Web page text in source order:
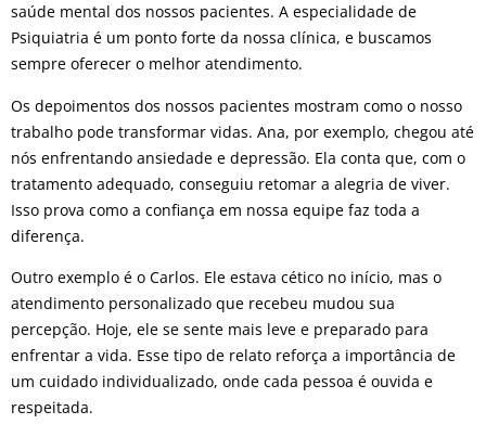
saúde mental dos nossos pacientes. A especialidade de
Psiquiatria é um ponto forte da nossa clínica, e buscamos
sempre oferecer o melhor atendimento.
Os depoimentos dos nossos pacientes mostram como o nosso
trabalho pode transformar vidas. Ana, por exemplo, chegou até
nós enfrentando ansiedade e depressão. Ela conta que, com o
tratamento adequado, conseguiu retomar a alegria de viver.
Isso prova como a confiança em nossa equipe faz toda a
diferença.
Outro exemplo é o Carlos. Ele estava cético no início, mas o
atendimento personalizado que recebeu mudou sua
percepção. Hoje, ele se sente mais leve e preparado para
enfrentar a vida. Esse tipo de relato reforça a importância de
um cuidado individualizado, onde cada pessoa é ouvida e
respeitada.